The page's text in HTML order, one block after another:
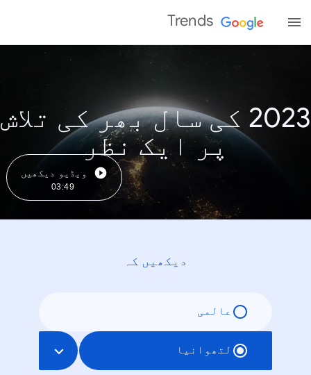
Trends
2023 کی سال بھر کی تلاش
پر ایک نظر
ویڈیو دیکھیں
03:49
دیکھیں کہ
عالمی
لتھوانیا